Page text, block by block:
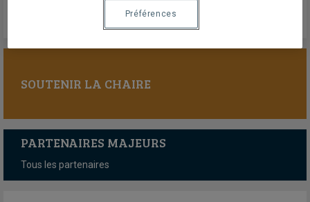
SOUTENIR LA CHAIRE
PARTENAIRES MAJEURS
Tous les partenaires
Préférences